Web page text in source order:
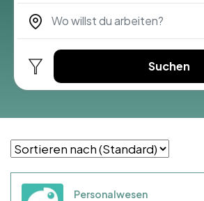
Suchen
Personalwesen